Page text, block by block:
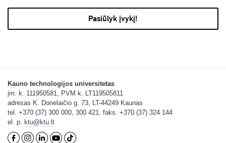
Pasiūlyk įvykį!
Kauno technologijos universitetas
įm. k. 111950581, PVM k. LT119505811
adresas K. Donelaičio g. 73, LT-44249 Kaunas
tel. +370 (37) 300 000, 300 421, faks. +370 (37) 324 144
el. p. ktu@ktu.lt